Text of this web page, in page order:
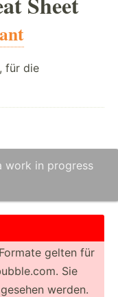
für die
work in progress
gelten für
Sie
werden.